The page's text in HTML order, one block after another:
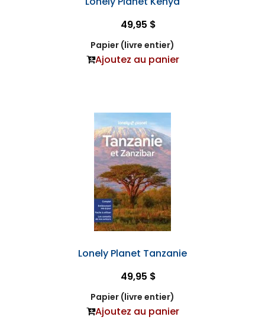
49,95 $
Papier (livre entier)
Ajoutez au panier
Lonely Planet Tanzanie
49,95 $
Papier (livre entier)
Ajoutez au panier